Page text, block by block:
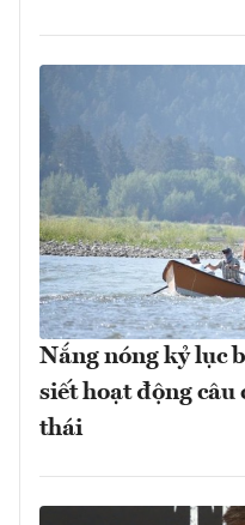
Nắng nóng kỷ lục
siết hoạt động câu
thái